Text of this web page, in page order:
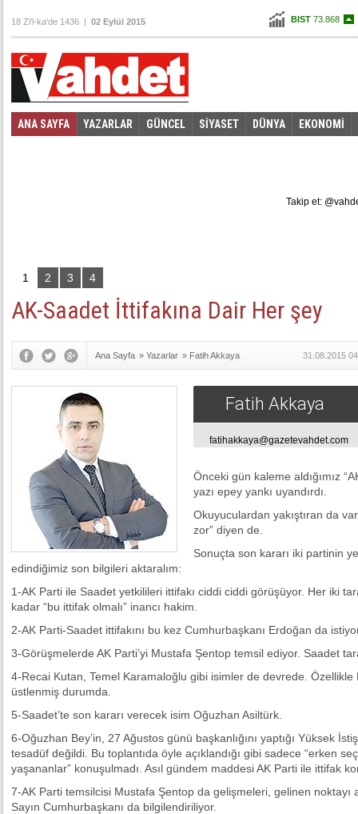
BIST 73.868
Altın107,555
18 Zi'l-ka'de 1436 | 02 Eylül 2015
ANA SAYFA YAZARLAR GÜNCEL SİYASET DÜNYA EKONOMİ
1 2 3 4
AK-Saadet İttifakına Dair Her şey
Ana Sayfa » Yazarlar » Fatih Akkaya 31.08.2015
Fatih Akkaya
fatihakkaya@gazetevahdet.com
Önceki gün kaleme aldığımız
yazı epey yankı uyandırdı.
Okuyuculardan yakıştıran da
zor” diyen de.
Sonuçta son kararı iki partinin
edindiğimiz son bilgileri aktaralım:
1-AK Parti ile Saadet yetkilileri ittifakı ciddi ciddi görüşüyor. Her iki
kadar “bu ittifak olmalı” inancı hakim.
2-AK Parti-Saadet ittifakını bu kez Cumhurbaşkanı Erdoğan da
3-Görüşmelerde AK Parti’yi Mustafa Şentop temsil ediyor. Saadet
4-Recai Kutan, Temel Karamaloğlu gibi isimler de devrede.
üstlenmiş durumda.
5-Saadet’te son kararı verecek isim Oğuzhan Asiltürk.
6-Oğuzhan Bey’in, 27 Ağustos günü başkanlığını yaptığı Yüksek
tesadüf değildi. Bu toplantıda öyle açıklandığı gibi sadece “erken
yaşananlar” konuşulmadı. Asıl gündem maddesi AK Parti ile ittifak
7-AK Parti temsilcisi Mustafa Şentop da gelişmeleri, gelinen noktayı
Sayın Cumhurbaşkanı da bilgilendiriliyor.
Takip et: